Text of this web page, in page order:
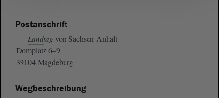
Postanschrift
Landtag von Sachsen-Anhalt
Domplatz 6–9
39104 Magdeburg
Wegbeschreibung